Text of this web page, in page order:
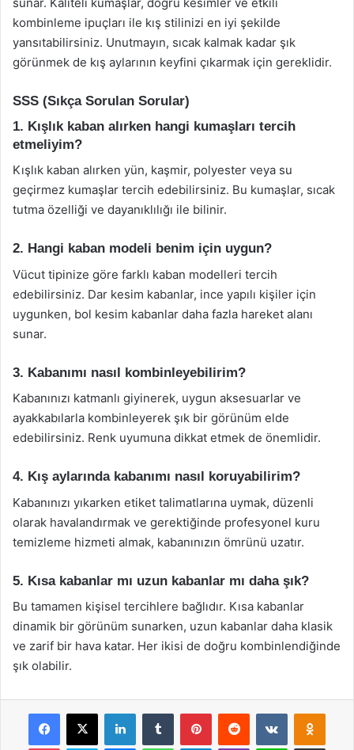
kombinleme ipuçları ile kış stilinizi en iyi şekilde
yansıtabilirsiniz. Unutmayın, sıcak kalmak kadar şık
görünmek de kış aylarının keyfini çıkarmak için gereklidir.
SSS (Sıkça Sorulan Sorular)
1. Kışlık kaban alırken hangi kumaşları tercih
etmeliyim?
Kışlık kaban alırken yün, kaşmir, polyester veya su
geçirmez kumaşlar tercih edebilirsiniz. Bu kumaşlar, sıcak
tutma özelliği ve dayanıklılığı ile bilinir.
2. Hangi kaban modeli benim için uygun?
Vücut tipinize göre farklı kaban modelleri tercih
edebilirsiniz. Dar kesim kabanlar, ince yapılı kişiler için
uygunken, bol kesim kabanlar daha fazla hareket alanı
sunar.
3. Kabanımı nasıl kombinleyebilirim?
Kabanınızı katmanlı giyinerek, uygun aksesuarlar ve
ayakkabılarla kombinleyerek şık bir görünüm elde
edebilirsiniz. Renk uyumuna dikkat etmek de önemlidir.
4. Kış aylarında kabanımı nasıl koruyabilirim?
Kabanınızı yıkarken etiket talimatlarına uymak, düzenli
olarak havalandırmak ve gerektiğinde profesyonel kuru
temizleme hizmeti almak, kabanınızın ömrünü uzatır.
5. Kısa kabanlar mı uzun kabanlar mı daha şık?
Bu tamamen kişisel tercihlere bağlıdır. Kısa kabanlar
dinamik bir görünüm sunarken, uzun kabanlar daha klasik
ve zarif bir hava katar. Her ikisi de doğru kombinlendiğinde
şık olabilir.
Facebook
X LinkedInTumblr PinterestReddit VKontakte